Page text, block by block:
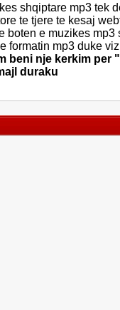
shqiptare mp3 tek
te tjere te kesaj
boten e muzikes mp3
formatin mp3 duke
beni nje kerkim per
duraku